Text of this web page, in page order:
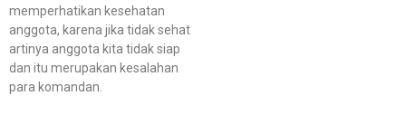
memperhatikan kesehatan
anggota, karena jika tidak sehat
artinya anggota kita tidak siap
dan itu merupakan kesalahan
para komandan.